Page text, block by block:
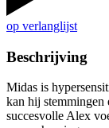
op verlanglijst
Beschrijving
Midas is
kan hij stemmingen
succesvolle Alex